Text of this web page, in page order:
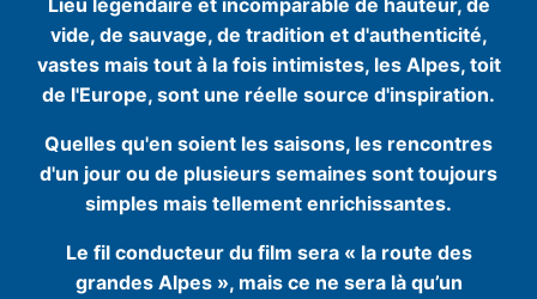
Lieu légendaire et incomparable de hauteur, de
vide, de sauvage, de tradition et d'authenticité,
vastes mais tout à la fois intimistes, les Alpes, toit
de l'Europe, sont une réelle source d'inspiration.
Quelles qu'en soient les saisons, les rencontres
d'un jour ou de plusieurs semaines sont toujours
simples mais tellement enrichissantes.
Le fil conducteur du film sera « la route des
grandes Alpes », mais ce ne sera là qu’un